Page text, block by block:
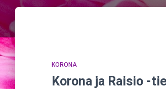
KORONA
Korona ja Raisio -